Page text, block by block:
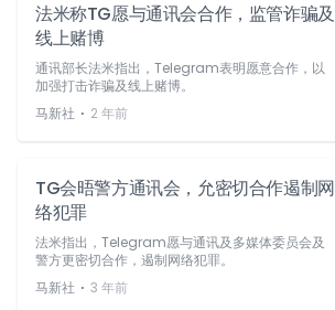
法米称TG愿与通讯会合作，监管诈骗及
线上赌博
通讯部长法米指出，Telegram表明愿意合作，以
加强打击诈骗及线上赌博。
马新社 ⋅ 2 年前
TG会晤警方通讯会，允密切合作遏制网
络犯罪
法米指出，Telegram愿与通讯及多媒体委员会及
警方更密切合作，遏制网络犯罪。
马新社 ⋅ 3 年前